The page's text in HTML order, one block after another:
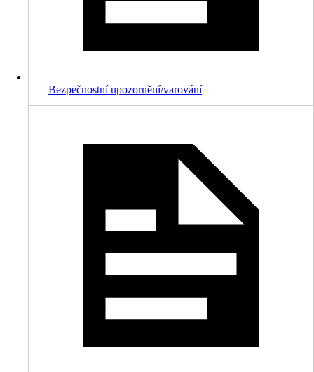
Bezpečnostní upozornění/varování